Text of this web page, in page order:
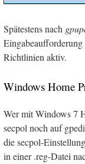
Spätestens nach
Richtlinien aktiv.
Windows Home
Wer mit Windows 7
secpol noch auf
die secpol-
in einer .reg-Datei